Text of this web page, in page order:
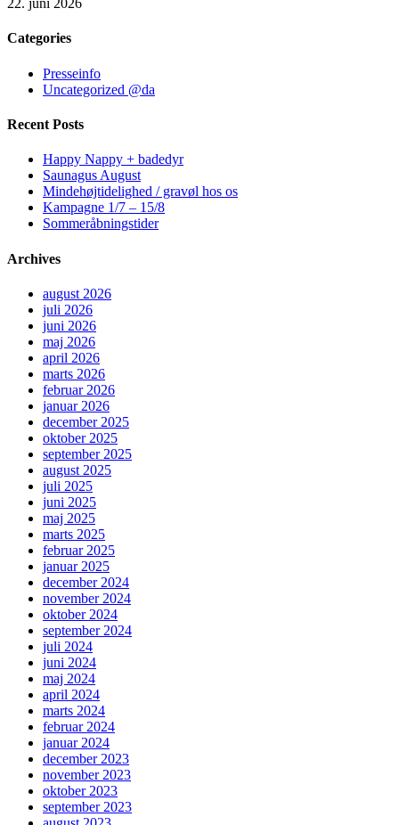
22. juni 2026
Categories
Presseinfo
Uncategorized @da
Recent Posts
Happy Nappy + badedyr
Saunagus August
Mindehøjtidelighed / gravøl hos os
Kampagne 1/7 – 15/8
Sommeråbningstider
Archives
august 2026
juli 2026
juni 2026
maj 2026
april 2026
marts 2026
februar 2026
januar 2026
december 2025
oktober 2025
september 2025
august 2025
juli 2025
juni 2025
maj 2025
marts 2025
februar 2025
januar 2025
december 2024
november 2024
oktober 2024
september 2024
juli 2024
juni 2024
maj 2024
april 2024
marts 2024
februar 2024
januar 2024
december 2023
november 2023
oktober 2023
september 2023